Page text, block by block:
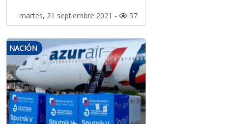
martes, 21 septiembre 2021 - 57
NACIÓN